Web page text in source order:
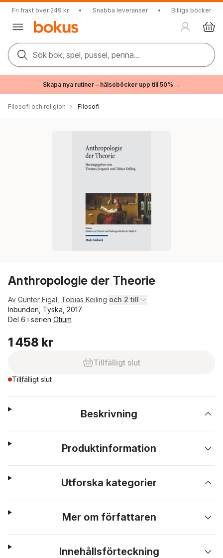
Fri frakt över 249 kr • Snabba leveranser • Billiga böcker
Sök bok, spel, pussel, penna...
Skapa nya rutiner – hälsoböcker upp till 50% →
Filosofi och religion Filosofi
Anthropologie der Theorie
Av Günter Figal Tobias Keiling och 2 till
Inbunden, Tyska, 2017
Del 6 i serien Otium
1 458 kr
Tillfälligt slut
Tillfälligt slut
Beskrivning
Produktinformation
Utforska kategorier
Mer om författaren
Innehållsförteckning